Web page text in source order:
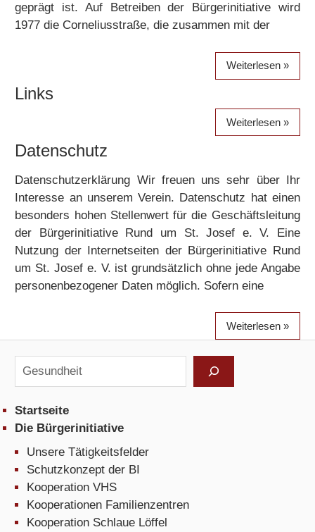
geprägt ist. Auf Betreiben der Bürgerinitiative wird
1977 die Corneliusstraße, die zusammen mit der
Weiterlesen
Links
Weiterlesen
Datenschutz
Datenschutzerklärung Wir freuen uns sehr über Ihr
Interesse an unserem Verein. Datenschutz hat einen
besonders hohen Stellenwert für die Geschäftsleitung
der Bürgerinitiative Rund um St. Josef e. V. Eine
Nutzung der Internetseiten der Bürgerinitiative Rund
um St. Josef e. V. ist grundsätzlich ohne jede Angabe
personenbezogener Daten möglich. Sofern eine
Weiterlesen
Suchen
Startseite
Die Bürgerinitiative
Unsere Tätigkeitsfelder
Schutzkonzept der BI
Kooperation VHS
Kooperationen Familienzentren
Kooperation Schlaue Löffel